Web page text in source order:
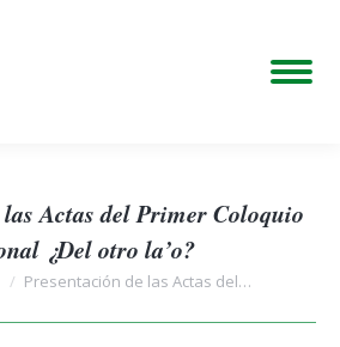
Actas del Primer Coloquio
¿Del otro la’o?
here:
Presentación de las Actas del…